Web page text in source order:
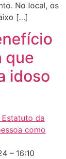
No local, os
[…]
que
idoso
– 16:10